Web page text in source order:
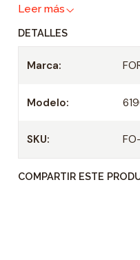
donde el espacio
- La unidad dual le
Además, la llave se
llave abierta de 13/16"
Accionamiento :
Correa de
Contenido de la
Leer más
DETALLES
Marca:
Modelo:
SKU:
COMPARTIR ESTE